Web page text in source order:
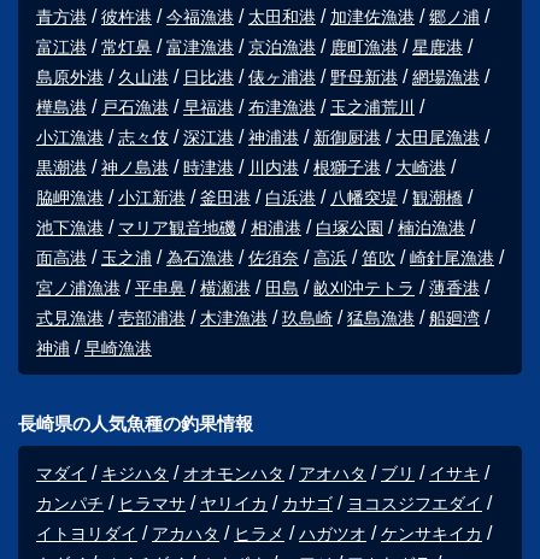
青方港
彼杵港 今福漁港 太田和港 加津佐漁港
郷ノ浦
富江港
常灯鼻 富津漁港 京泊漁港 鹿町漁港
星鹿港
島原外港
久山港 日比港 俵ヶ浦港 野母新港
網場漁港
樺島港
戸石漁港 早福港 布津漁港
玉之浦荒川
小江漁港
志々伎 深江港 神浦港 新御厨港
太田尾漁港
黒潮港
神ノ島港 時津港 川内港 根獅子港
大崎港
脇岬漁港
小江新港 釜田港 白浜港 八幡突堤
観潮橋
池下漁港
マリア観音地磯 相浦港 白塚公園
楠泊漁港
面高港
玉之浦 為石漁港 佐須奈 高浜 笛吹
崎針尾漁港
宮ノ浦漁港
平串鼻 横瀬港 田島 畝刈沖テトラ
薄香港
式見漁港
壱部浦港 木津漁港 玖島崎 猛島漁港
船廻湾
神浦
早崎漁港
長崎県の人気魚種の釣果情報
マダイ キジハタ オオモンハタ アオハタ ブリ
イサキ
カンパチ
ヒラマサ ヤリイカ カサゴ
ヨコスジフエダイ
イトヨリダイ
アカハタ ヒラメ ハガツオ
ケンサキイカ